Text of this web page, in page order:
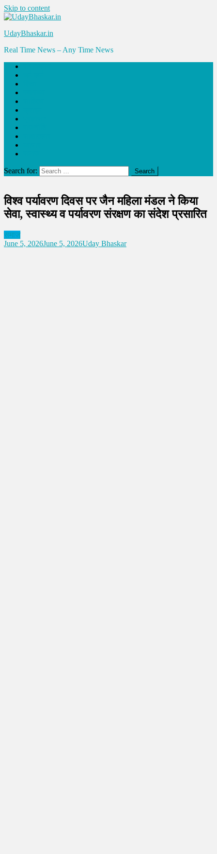
Skip to content
UdayBhaskar.in
Real Time News – Any Time News
Search for:
विश्व पर्यावरण दिवस पर जैन महिला मंडल ने किया
सेवा, स्वास्थ्य व पर्यावरण संरक्षण का संदेश प्रसारित
समाज
June 5, 2026June 5, 2026Uday Bhaskar